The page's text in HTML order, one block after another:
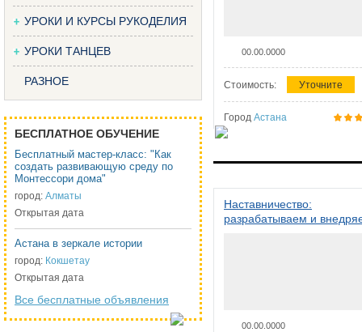
УРОКИ И КУРСЫ РУКОДЕЛИЯ
УРОКИ ТАНЦЕВ
РАЗНОЕ
БЕСПЛАТНОЕ ОБУЧЕНИЕ
Бесплатный мастер-класс: "Как
создать развивающую среду по
Монтессори дома"
город: Алматы
Открытая дата
Астана в зеркале истории
город: Кокшетау
Открытая дата
Все бесплатные объявления
00.00.0000
Стоимость: Уточните
Город Астана
Наставничество:
разрабатываем и
00.00.0000